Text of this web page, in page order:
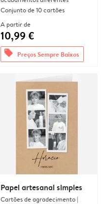
Conjunto de 10 cartões
A partir de
10,99 €
offers Preços Sempre Baixos
Papel artesanal simples
Cartões de agradecimento |